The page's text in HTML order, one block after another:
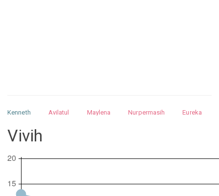
Kenneth Avilatul Maylena Nurpermasih
Eureka
Nurhilman
Vivih